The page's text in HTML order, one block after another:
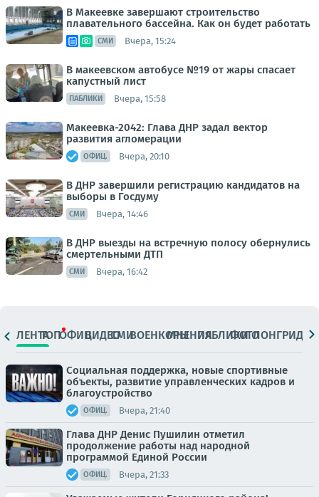
В Макеевке завершают строительство
плавательного бассейна. Как он будет работать
СМИ Вчера, 15:24
В макеевском автобусе №19 от жары спасает
капустный лист
ПАБЛИКИ Вчера, 15:58
Макеевка-2042: Глава ДНР задал вектор
развития агломерации
ОФИЦ. Вчера, 20:10
В ДНР завершили регистрацию кандидатов на
выборы в Госдуму
СМИ Вчера, 14:46
В ДНР выезды на встречную полосу обернулись
смертельными ДТП
СМИ Вчера, 16:42
ЛЕНТАТОПОФИЦ.ВИДЕОСМИВОЕНКОРЫМНЕНИЯПАБЛИКИ
ФОТОЛОНГРИДЫ
Социальная поддержка, новые спортивные
объекты, развитие управленческих кадров и
благоустройство
ОФИЦ. Вчера, 21:40
Глава ДНР Денис Пушилин отметил
продолжение работы над народной
программой Единой России
ОФИЦ. Вчера, 21:33